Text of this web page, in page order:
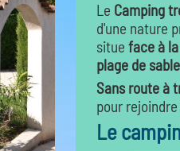
Le Camping
d'une nature
situe face à
plage de
Sans route à
pour
Le